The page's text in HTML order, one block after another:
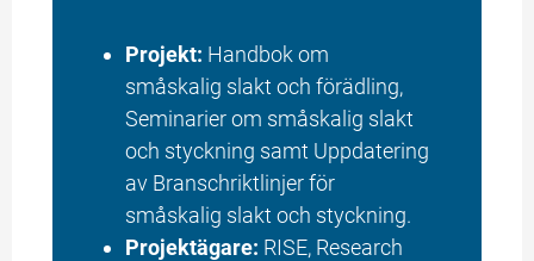
Projekt: Handbok om
småskalig slakt och förädling,
Seminarier om småskalig slakt
och styckning samt Uppdatering
av Branschriktlinjer för
småskalig slakt och styckning.
Projektägare: RISE, Research